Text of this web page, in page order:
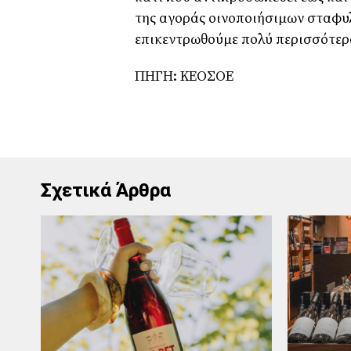
της αγοράς οινοποιήσιμων
επικεντρωθούμε πολύ
ΠΗΓΗ: ΚΕΟΣΟΕ
Σχετικά Άρθρα